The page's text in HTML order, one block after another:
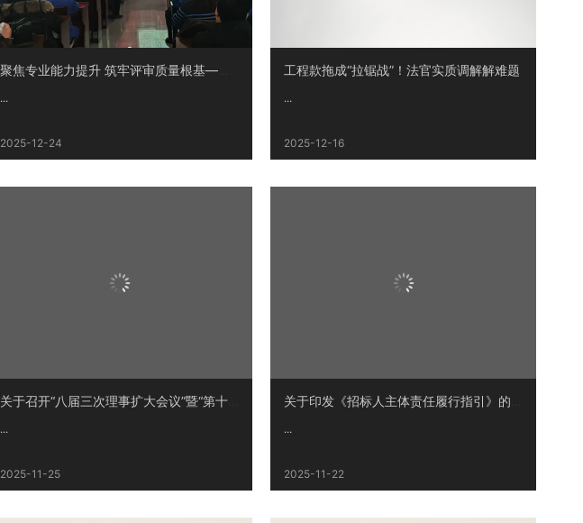
...
2025-12-24
工程款拖成“拉锯战”！法官实质调解解难题
...
2025-12-16
...
2025-11-25
...
2025-11-22